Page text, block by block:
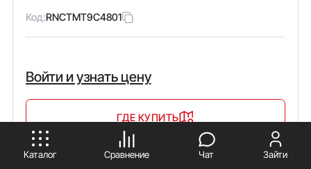
Код:RNCTMT9C4801
Войти и узнать цену
ГДЕ КУПИТЬ
Каталог Сравнение Чат Зайти
ПРИНИМАЮ